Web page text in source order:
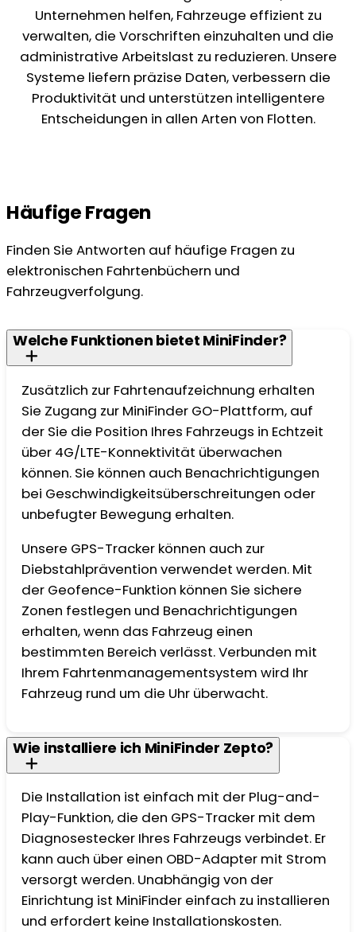
Unternehmen helfen, Fahrzeuge effizient zu
verwalten, die Vorschriften einzuhalten und die
administrative Arbeitslast zu reduzieren. Unsere
Systeme liefern präzise Daten, verbessern die
Produktivität und unterstützen intelligentere
Entscheidungen in allen Arten von Flotten.
Häufige Fragen
Finden Sie Antworten auf häufige Fragen zu
elektronischen Fahrtenbüchern und
Fahrzeugverfolgung.
Welche Funktionen bietet MiniFinder?
Zusätzlich zur Fahrtenaufzeichnung erhalten
Sie Zugang zur MiniFinder GO-Plattform, auf
der Sie die Position Ihres Fahrzeugs in Echtzeit
über 4G/LTE-Konnektivität überwachen
können. Sie können auch Benachrichtigungen
bei Geschwindigkeitsüberschreitungen oder
unbefugter Bewegung erhalten.
Unsere GPS-Tracker können auch zur
Diebstahlprävention verwendet werden. Mit
der Geofence-Funktion können Sie sichere
Zonen festlegen und Benachrichtigungen
erhalten, wenn das Fahrzeug einen
bestimmten Bereich verlässt. Verbunden mit
Ihrem Fahrtenmanagementsystem wird Ihr
Fahrzeug rund um die Uhr überwacht.
Wie installiere ich MiniFinder Zepto?
Die Installation ist einfach mit der Plug-and-
Play-Funktion, die den GPS-Tracker mit dem
Diagnosestecker Ihres Fahrzeugs verbindet. Er
kann auch über einen OBD-Adapter mit Strom
versorgt werden. Unabhängig von der
Einrichtung ist MiniFinder einfach zu installieren
und erfordert keine Installationskosten.